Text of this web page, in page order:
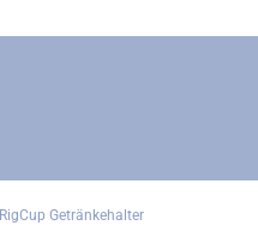
RigCup Getränkehalter